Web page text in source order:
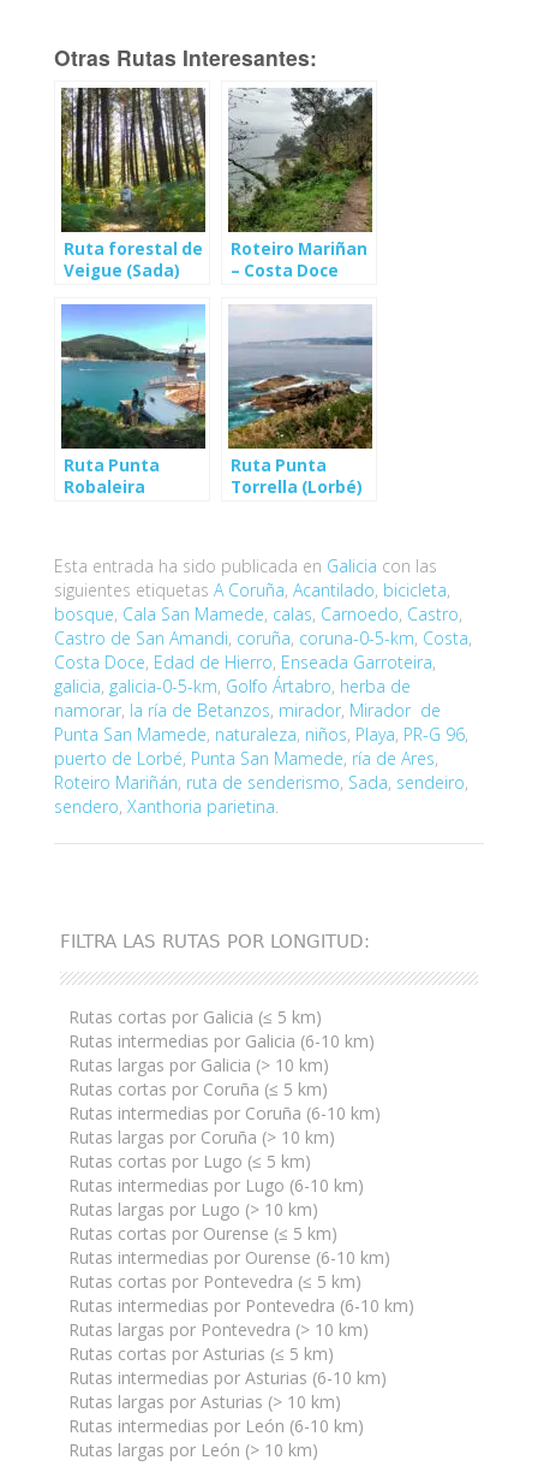
Otras Rutas Interesantes:
Ruta forestal de
Veigue (Sada)
Roteiro Mariñan
– Costa Doce
Ruta Punta
Robaleira
Ruta Punta
Torrella (Lorbé)
Esta entrada ha sido publicada en Galicia con las
siguientes etiquetas A Coruña, Acantilado, bicicleta,
bosque, Cala San Mamede, calas, Carnoedo, Castro,
Castro de San Amandi, coruña, coruna-0-5-km, Costa,
Costa Doce, Edad de Hierro, Enseada Garroteira,
galicia, galicia-0-5-km, Golfo Ártabro, herba de
namorar, la ría de Betanzos, mirador, Mirador de
Punta San Mamede, naturaleza, niños, Playa, PR-G 96,
puerto de Lorbé, Punta San Mamede, ría de Ares,
Roteiro Mariñán, ruta de senderismo, Sada, sendeiro,
sendero, Xanthoria parietina
FILTRA LAS RUTAS POR LONGITUD:
Rutas cortas por Galicia (≤ 5 km)
Rutas intermedias por Galicia (6-10 km)
Rutas largas por Galicia (> 10 km)
Rutas cortas por Coruña (≤ 5 km)
Rutas intermedias por Coruña (6-10 km)
Rutas largas por Coruña (> 10 km)
Rutas cortas por Lugo (≤ 5 km)
Rutas intermedias por Lugo (6-10 km)
Rutas largas por Lugo (> 10 km)
Rutas cortas por Ourense (≤ 5 km)
Rutas intermedias por Ourense (6-10 km)
Rutas cortas por Pontevedra (≤ 5 km)
Rutas intermedias por Pontevedra (6-10 km)
Rutas largas por Pontevedra (> 10 km)
Rutas cortas por Asturias (≤ 5 km)
Rutas intermedias por Asturias (6-10 km)
Rutas largas por Asturias (> 10 km)
Rutas intermedias por León (6-10 km)
Rutas largas por León (> 10 km)